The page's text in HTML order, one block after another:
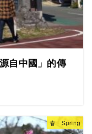
自中國」的傳
春 Spring